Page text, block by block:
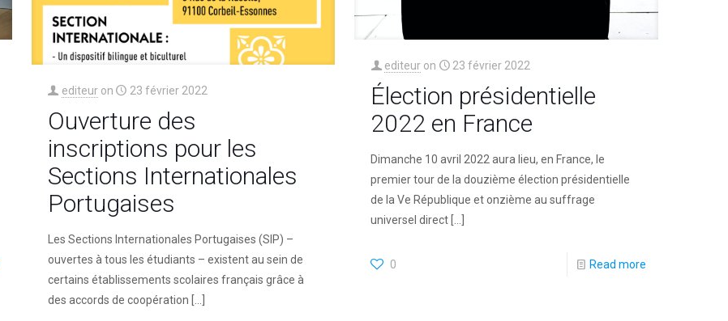
editeur on 23 février 2022
Ouverture des
inscriptions pour les
Sections Internationales
Portugaises
Les Sections Internationales Portugaises (SIP) –
ouvertes à tous les étudiants – existent au sein de
certains établissements scolaires français grâce à
des accords de coopération
editeur on 23 février 2022
Élection présidentielle
2022 en France
Dimanche 10 avril 2022 aura lieu, en France, le
premier tour de la douzième élection présidentielle
de la Ve République et onzième au suffrage
universel direct
0 Read more